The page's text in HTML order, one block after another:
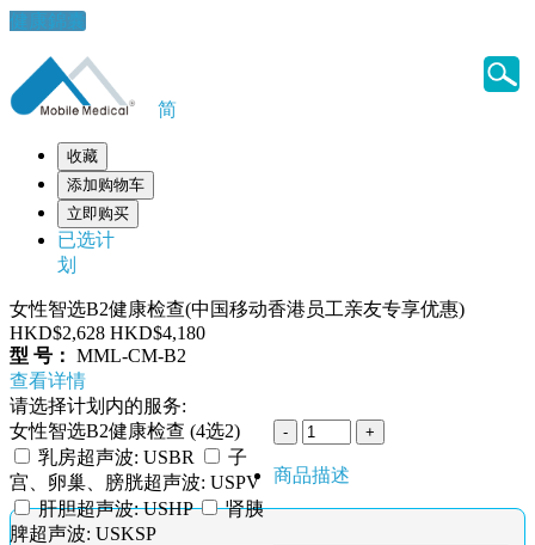
健康錦囊
简
收藏
添加购物车
立即购买
已选计
划
女性智选B2健康检查(中国移动香港员工亲友专享优惠)
HKD$2,628 HKD$4,180
型 号： MML-CM-B2
查看详情
请选择计划内的服务:
女性智选B2健康检查 (4选2)
乳房超声波: USBR
子
宫、卵巢、膀胱超声波: USPV
肝胆超声波: USHP
肾胰
脾超声波: USKSP
商品描述